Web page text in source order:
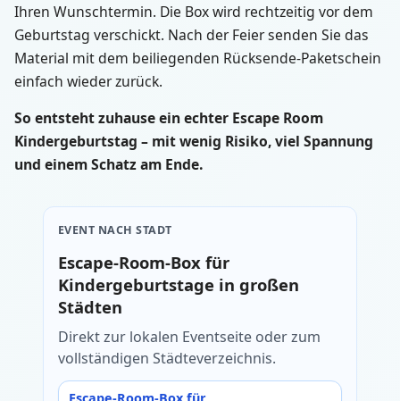
Ihren Wunschtermin. Die Box wird rechtzeitig vor dem
Geburtstag verschickt. Nach der Feier senden Sie das
Material mit dem beiliegenden Rücksende-Paketschein
einfach wieder zurück.
So entsteht zuhause ein echter Escape Room
Kindergeburtstag – mit wenig Risiko, viel Spannung
und einem Schatz am Ende.
EVENT NACH STADT
Escape-Room-Box für
Kindergeburtstage in großen
Städten
Direkt zur lokalen Eventseite oder zum
vollständigen Städteverzeichnis.